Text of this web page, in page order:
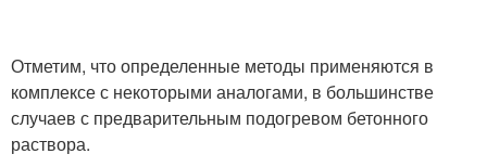
Отметим, что определенные методы применяются в
комплексе с некоторыми аналогами, в большинстве
случаев с предварительным подогревом бетонного
раствора.